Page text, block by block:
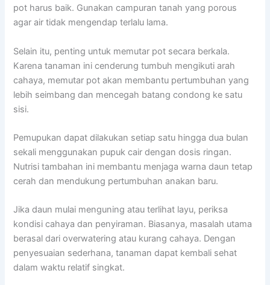
pot harus baik. Gunakan campuran tanah yang porous
agar air tidak mengendap terlalu lama.
Selain itu, penting untuk memutar pot secara berkala.
Karena tanaman ini cenderung tumbuh mengikuti arah
cahaya, memutar pot akan membantu pertumbuhan yang
lebih seimbang dan mencegah batang condong ke satu
sisi.
Pemupukan dapat dilakukan setiap satu hingga dua bulan
sekali menggunakan pupuk cair dengan dosis ringan.
Nutrisi tambahan ini membantu menjaga warna daun tetap
cerah dan mendukung pertumbuhan anakan baru.
Jika daun mulai menguning atau terlihat layu, periksa
kondisi cahaya dan penyiraman. Biasanya, masalah utama
berasal dari overwatering atau kurang cahaya. Dengan
penyesuaian sederhana, tanaman dapat kembali sehat
dalam waktu relatif singkat.